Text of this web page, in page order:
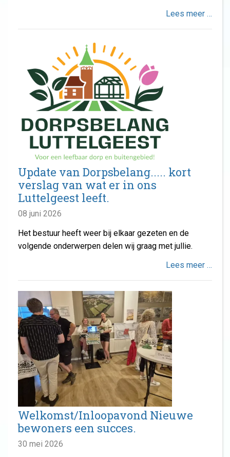
Lees meer …
Update van Dorpsbelang..... kort
verslag van wat er in ons
Luttelgeest leeft.
08 juni 2026
Het bestuur heeft weer bij elkaar gezeten en de
volgende onderwerpen delen wij graag met jullie.
Lees meer …
Welkomst/Inloopavond Nieuwe
bewoners een succes.
30 mei 2026